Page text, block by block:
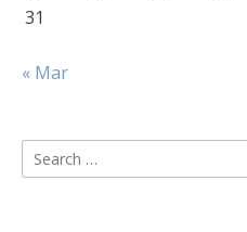
31
« Mar
Search
for: